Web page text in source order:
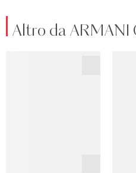
Altro da ARMANI